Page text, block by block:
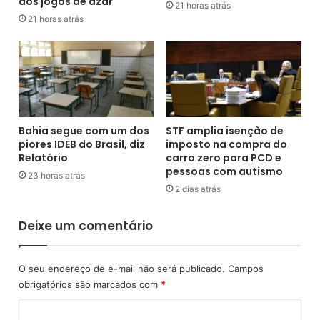
a
n
z
a
ç
õ
e
e
r
i
s
a
s
p
ç
ã
,
a
p
o
n
t
a
p
e
i
s
21 horas atrás
21 horas atrás
Bahia segue com um dos
piores IDEB do Brasil, diz
Relatório
23 horas atrás
STF amplia isenção de
imposto na compra do
carro zero para PCD e
pessoas com autismo
2 dias atrás
Deixe um comentário
O seu endereço de e-mail não será publicado. Campos
obrigatórios são marcados com *